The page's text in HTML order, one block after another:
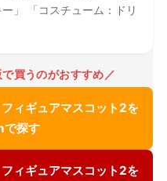
」 「コスチューム：ドリ
買うのがおすすめ／
ィギュアマスコット2を
探す
ィギュアマスコット2を